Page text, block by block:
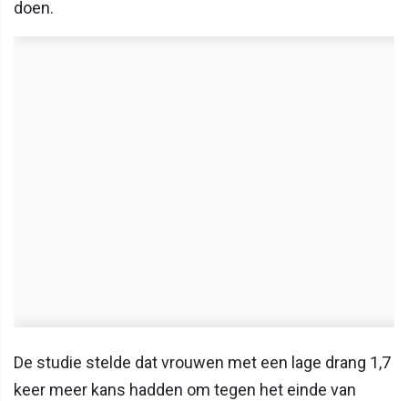
doen.
De studie stelde dat vrouwen met een lage drang 1,7
keer meer kans hadden om tegen het einde van